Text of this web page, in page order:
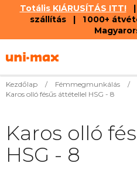
Totális KIÁRUSÍTÁS ITT!|
szállítás | 1 000+
tartalomhoz
Kezdőlap / Fémmegmunkálás /
Karos olló fésűs áttétellel HSG - 8
Karos olló
HSG - 8